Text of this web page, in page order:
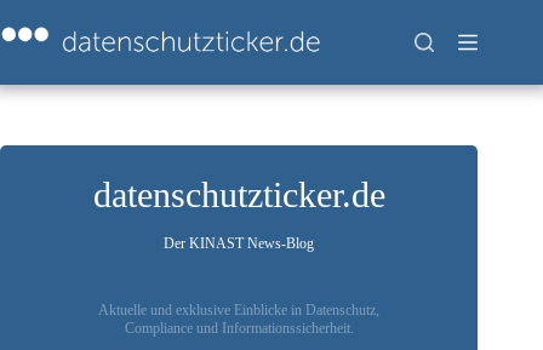
Inhalt
springen
datenschutzticker.de
Der KINAST News-Blog
Aktuelle und exklusive Einblicke in Datenschutz,
Compliance und Informationssicherheit.